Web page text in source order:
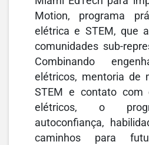
Motion, programa
elétrica e STEM, que
comunidades sub-
Combinando
elétricos, mentoria de
STEM e contato com
elétricos, o
autoconfiança,
caminhos para